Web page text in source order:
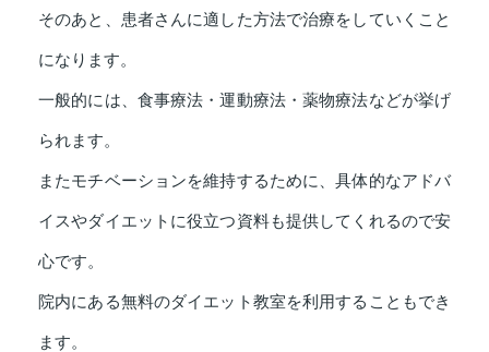
そのあと、患者さんに適した方法で治療をしていくこと
になります。
一般的には、食事療法・運動療法・薬物療法などが挙げ
られます。
またモチベーションを維持するために、具体的なアドバ
イスやダイエットに役立つ資料も提供してくれるので安
心です。
院内にある無料のダイエット教室を利用することもでき
ます。